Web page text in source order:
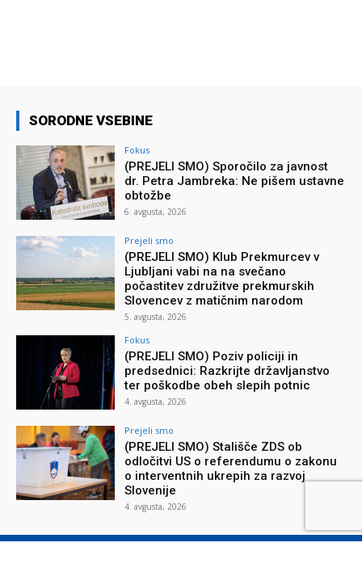
SORODNE VSEBINE
Fokus
(PREJELI SMO) Sporočilo za javnost
dr. Petra Jambreka: Ne pišem ustavne
obtožbe
6. avgusta, 2026
Prejeli smo
(PREJELI SMO) Klub Prekmurcev v
Ljubljani vabi na na svečano
počastitev združitve prekmurskih
Slovencev z matičnim narodom
5. avgusta, 2026
Fokus
(PREJELI SMO) Poziv policiji in
predsednici: Razkrijte državljanstvo
ter poškodbe obeh slepih potnic
4. avgusta, 2026
Prejeli smo
(PREJELI SMO) Stališče ZDS ob
odločitvi US o referendumu o zakonu
o interventnih ukrepih za razvoj
Slovenije
4. avgusta, 2026